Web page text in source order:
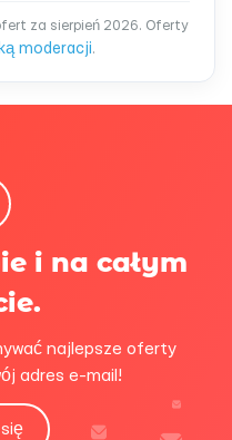
za sierpień 2026. Oferty
moderacji.
i na całym
najlepsze oferty
adres e-mail!